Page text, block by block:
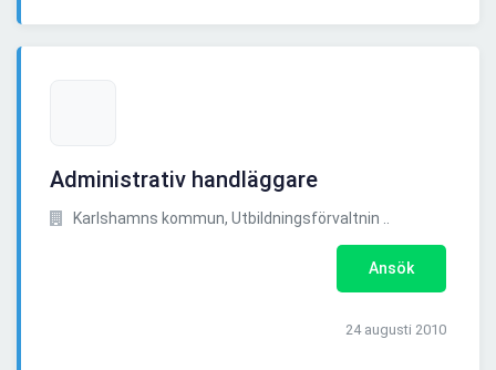
Administrativ handläggare
Karlshamns kommun, Utbildningsförvaltnin ..
Ansök
24 augusti 2010